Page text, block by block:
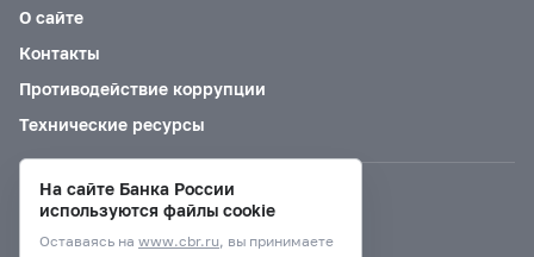
О сайте
Контакты
Противодействие коррупции
Технические ресурсы
Версия для слабовидящих
На сайте Банка России
используются файлы cookie
Оставаясь на www.cbr.ru, вы принимаете